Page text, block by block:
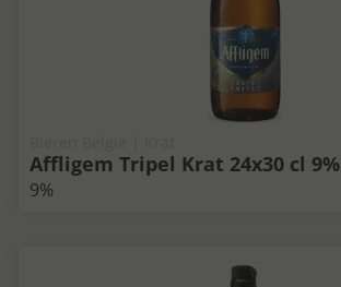
Affligem Tripel Krat 24x30 cl 9%
9%